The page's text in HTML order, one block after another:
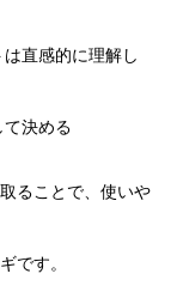
直感的に理解し
決める
ることで、使いや
です。